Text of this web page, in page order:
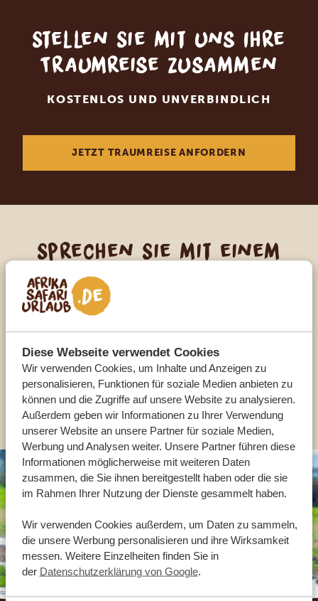
Diese Webseite verwendet Cookies
Wir verwenden Cookies, um Inhalte und Anzeigen zu
personalisieren, Funktionen für soziale Medien anbieten zu
können und die Zugriffe auf unsere Website zu analysieren.
Außerdem geben wir Informationen zu Ihrer Verwendung
unserer Website an unsere Partner für soziale Medien,
Werbung und Analysen weiter. Unsere Partner führen diese
Informationen möglicherweise mit weiteren Daten
zusammen, die Sie ihnen bereitgestellt haben oder die sie
im Rahmen Ihrer Nutzung der Dienste gesammelt haben.
Wir verwenden Cookies außerdem, um Daten zu sammeln,
die unsere Werbung personalisieren und ihre Wirksamkeit
messen. Weitere Einzelheiten finden Sie in
der Datenschutzerklärung von Google.
Stellen Sie mit uns Ihre
Traumreise zusammen
KOSTENLOS UND UNVERBINDLICH
JETZT TRAUMREISE ANFORDERN
Sprechen Sie mit einem
Reiseberater
UNSERE EXPERTEN HELFEN IHNEN GERN
DE:+49 3222 1850 795
ANDERE LÄNDER